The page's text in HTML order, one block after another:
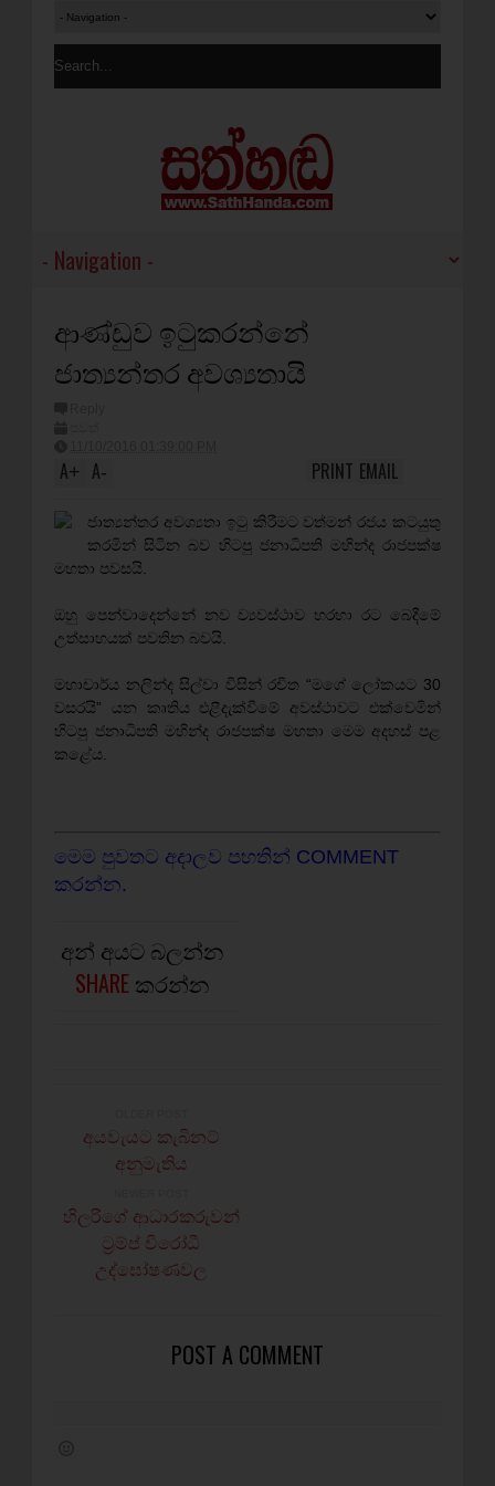
ආණ්ඩුව ඉටුකරන්නේ
ජාත්‍යන්තර අවශ්‍යතායි
A+ A- EMAIL
PRINT
ජාත්‍යන්තර අවශ්‍යතා ඉටු කිරීමට වත්මන් රජය කටයුතු
කරමින් සිටින බව හිටපු ජනාධිපති මහින්ද රාජපක්ෂ
මහතා පවසයි.
ඔහු පෙන්වාදෙන්නේ නව ව්‍යවස්ථාව හරහා රට බෙදීමේ
උත්සාහයක් පවතින බවයි.
මහාචාර්ය නලින්ද සිල්වා විසින් රචිත “මගේ ලෝකයට 30
වසරයි” යන කෘතිය එළීදැක්වීමේ අවස්ථාවට එක්වෙමින්
හිටපු ජනාධිපති මහින්ද රාජපක්ෂ මහතා මෙම අදහස් පළ
කළේය.
මෙම පුවතට අදාලව පහතින් COMMENT
කරන්න.
අන් අයට බලන්න
SHARE කරන්න
අයවැයට කැබිනට්
අනුමැතිය
හිලරිගේ ආධාරකරුවන්
ට්‍රම්ප් විරෝධී
උද්ඝෝෂණවල
POST A COMMENT